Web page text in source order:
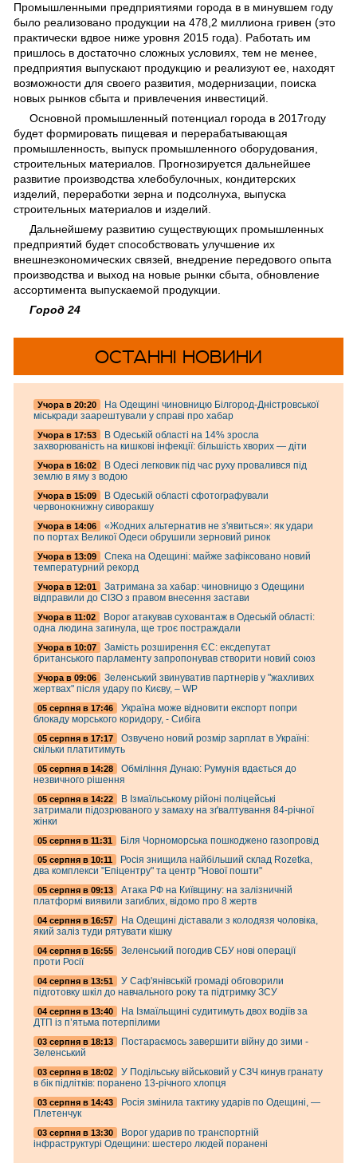
Промышленными предприятиями города в в минувшем году
было реализовано продукции на 478,2 миллиона гривен (это
практически вдвое ниже уровня 2015 года). Работать им
пришлось в достаточно сложных условиях, тем не менее,
предприятия выпускают продукцию и реализуют ее, находят
возможности для своего развития, модернизации, поиска
новых рынков сбыта и привлечения инвестиций.
Основной промышленный потенциал города в 2017году
будет формировать пищевая и перерабатывающая
промышленность, выпуск промышленного оборудования,
строительных материалов. Прогнозируется дальнейшее
развитие производства хлебобулочных, кондитерских
изделий, переработки зерна и подсолнуха, выпуска
строительных материалов и изделий.
Дальнейшему развитию существующих промышленных
предприятий будет способствовать улучшение их
внешнеэкономических связей, внедрение передового опыта
производства и выход на новые рынки сбыта, обновление
ассортимента выпускаемой продукции.
Город 24
ОСТАННІ НОВИНИ
Учора в 20:20
На Одещині чиновницю Білгород-Дністровської
міськради заарештували у справі про хабар
Учора в 17:53
В Одеській області на 14% зросла
захворюваність на кишкові інфекції: більшість хворих — діти
Учора в 16:02
В Одесі легковик під час руху провалився під
землю в яму з водою
Учора в 15:09
В Одеській області сфотографували
червонокнижну сиворакшу
Учора в 14:06
«Жодних альтернатив не з'явиться»: як удари
по портах Великої Одеси обрушили зерновий ринок
Учора в 13:09
Спека на Одещині: майже зафіксовано новий
температурний рекорд
Учора в 12:01
Затримана за хабар: чиновницю з Одещини
відправили до СІЗО з правом внесення застави
Учора в 11:02
Ворог атакував суховантаж в Одеській області:
одна людина загинула, ще троє постраждали
Учора в 10:07
Замість розширення ЄС: ексдепутат
британського парламенту запропонував створити новий союз
Учора в 09:06
Зеленський звинуватив партнерів у "жахливих
жертвах" після удару по Києву, – WP
05 серпня в 17:46
Україна може відновити експорт попри
блокаду морського коридору, - Сибіга
05 серпня в 17:17
Озвучено новий розмір зарплат в Україні:
скільки платитимуть
05 серпня в 14:28
Обміління Дунаю: Румунія вдається до
незвичного рішення
05 серпня в 14:22
В Ізмаїльському рійоні поліцейські
затримали підозрюваного у замаху на зґвалтування 84-річної
жінки
05 серпня в 11:31 Біля Чорноморська пошкоджено газопровід
05 серпня в 10:11
Росія знищила найбільший склад Rozetka,
два комплекси "Епіцентру" та центр "Нової пошти"
05 серпня в 09:13
Атака РФ на Київщину: на залізничній
платформі виявили загиблих, відомо про 8 жертв
04 серпня в 16:57
На Одещині діставали з колодязя чоловіка,
який заліз туди рятувати кішку
04 серпня в 16:55
Зеленський погодив СБУ нові операції
проти Росії
04 серпня в 13:51
У Саф'янівській громаді обговорили
підготовку шкіл до навчального року та підтримку ЗСУ
04 серпня в 13:40
На Ізмаїльщині судитимуть двох водіїв за
ДТП із п’ятьма потерпілими
03 серпня в 18:13
Постараємось завершити війну до зими -
Зеленський
03 серпня в 18:02
У Подільську військовий у СЗЧ кинув гранату
в бік підлітків: поранено 13-річного хлопця
03 серпня в 14:43
Росія змінила тактику ударів по Одещині, —
Плетенчук
03 серпня в 13:30
Ворог ударив по транспортній
інфраструктурі Одещини: шестеро людей поранені